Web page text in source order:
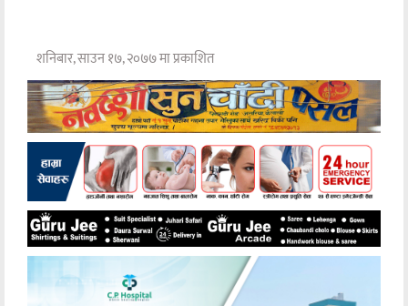
शनिबार, साउन १७, २०७७ मा प्रकाशित